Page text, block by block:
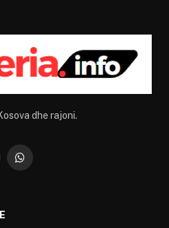
dhe rajoni.
WhatsApp